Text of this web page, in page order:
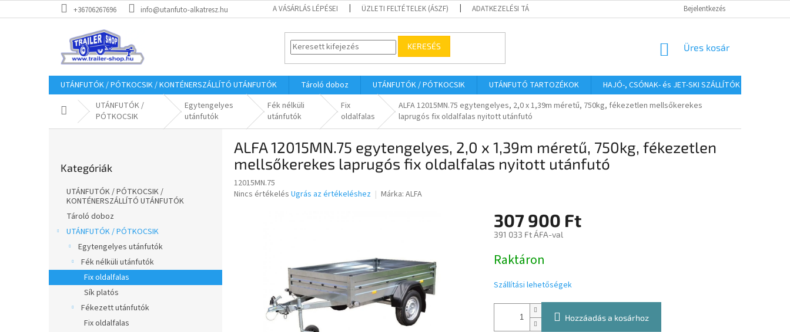
a
+36706267696 info@utanfuto-alkatresz.hu A VÁSÁRLÁS LÉPÉSEI ÜZLETI FELTÉTELEK (ÁSZF) ADATKEZELÉSI TÁJÉKOZTATÓ Bejelentkezés
KERESÉS KOSÁR
Üres kosár
UTÁNFUTÓK / PÓTKOCSIK / KONTÉNERSZÁLLÍTÓ UTÁNFUTÓK Tároló doboz UTÁNFUTÓK / PÓTKOCSIK UTÁNFUTÓ TARTOZÉKOK HAJÓ-, CSÓNAK- és JET-SKI SZÁLLÍTÓK
KezdőlapUTÁNFUTÓK /
PÓTKOCSIK
Egytengelyes
utánfutók
Fék nélküli
utánfutók
Fix
oldalfalas
ALFA 12015MN.75 egytengelyes, 2,0 x 1,39m méretű, 750kg, fékezetlen mellsőkerekes
laprugós fix oldalfalas nyitott utánfutó
átugrása
Kategóriák
UTÁNFUTÓK / PÓTKOCSIK /
KONTÉNERSZÁLLÍTÓ UTÁNFUTÓK
Tároló doboz
UTÁNFUTÓK / PÓTKOCSIK
Egytengelyes utánfutók
Fék nélküli utánfutók
Fix oldalfalas
Sík platós
Fékezett utánfutók
Fix oldalfalas
ALFA 12015MN.75 egytengelyes, 2,0 x 1,39m méretű, 750kg, fékezetlen
mellsőkerekes laprugós fix oldalfalas nyitott utánfutó
12015MN.75
A
Nincs értékelés Ugrás az értékeléshez Márka: ALFA
307 900 Ft
391 033 Ft ÁFA-val
Raktáron
Szállítási lehetőségek
Hozzáadás a kosárhoz